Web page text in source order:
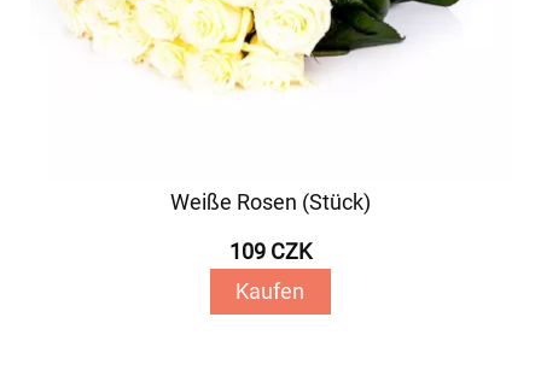
Weiße Rosen (Stück)
109 CZK
Kaufen